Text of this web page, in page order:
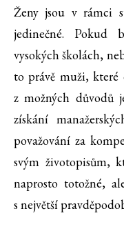
Ženy jsou v rámci
jedinečné. Pokud
vysokých školách,
to právě muži,
z možných důvodů
získání
považování za
svým životopisům,
naprosto totožné,
s největší